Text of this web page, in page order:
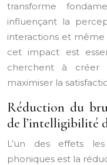
transforme
influençant la
interactions et
cet impact est
cherchent à créer
maximiser la
Réduction du
de l’intelligibilité
L’un des effets
phoniques est la